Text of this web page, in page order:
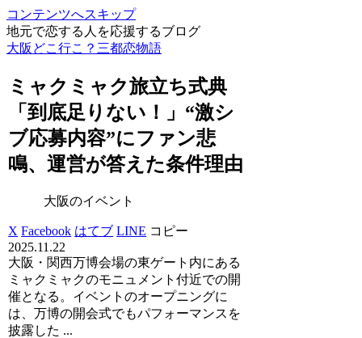
コンテンツへスキップ
地元で恋する人を応援するブログ
大阪どこ行こ？三都恋物語
ミャクミャク旅立ち式典
「到底足りない！」“激シ
ブ応募内容”にファン悲
鳴、運営が答えた条件理由
大阪のイベント
X Facebook はてブ LINE コピー
2025.11.22
大阪・関西万博会場の東ゲート内にある
ミャクミャクのモニュメント付近での開
催となる。イベントのオープニングに
は、万博の開会式でもパフォーマンスを
披露した ...